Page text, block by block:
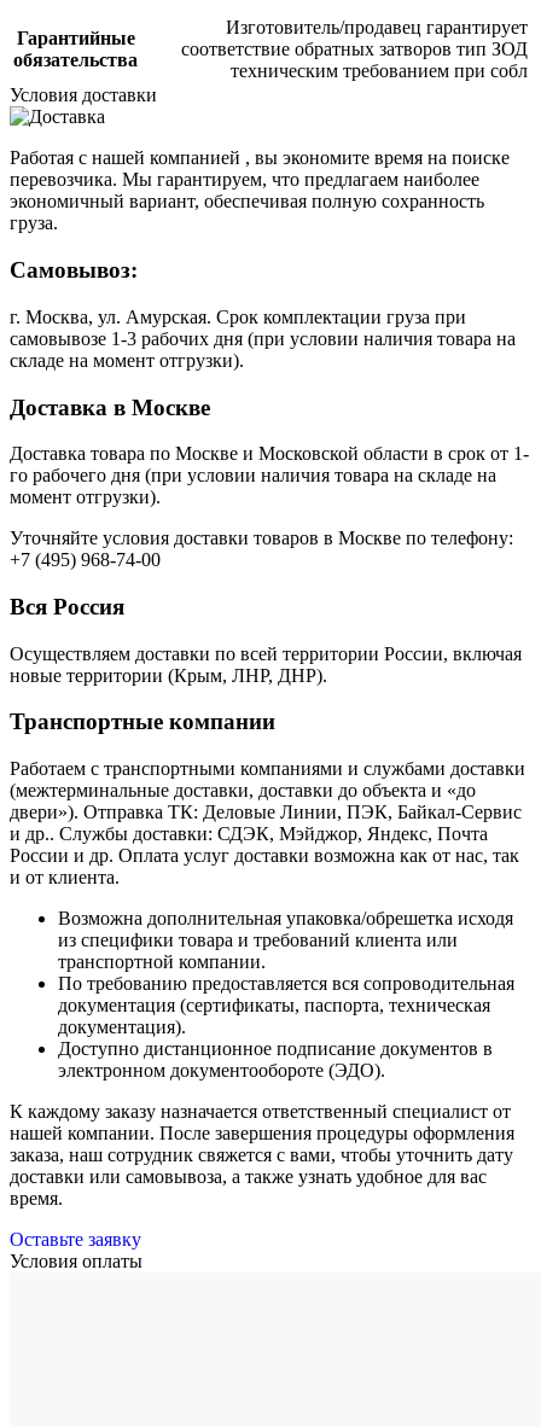
Гарантийные
обязательства
Изготовитель/продавец гарантирует
соответствие обратных затворов тип ЗОД
техническим требованием при собл
Условия доставки
Работая с нашей компанией , вы экономите время на поиске
перевозчика. Мы гарантируем, что предлагаем наиболее
экономичный вариант, обеспечивая полную сохранность
груза.
Самовывоз:
г. Москва, ул. Амурская. Срок комплектации груза при
самовывозе 1-3 рабочих дня (при условии наличия товара на
складе на момент отгрузки).
Доставка в Москве
Доставка товара по Москве и Московской области в срок от 1-
го рабочего дня (при условии наличия товара на складе на
момент отгрузки).
Уточняйте условия доставки товаров в Москве по телефону:
+7 (495) 968-74-00
Вся Россия
Осуществляем доставки по всей территории России, включая
новые территории (Крым, ЛНР, ДНР).
Транспортные компании
Работаем с транспортными компаниями и службами доставки
(межтерминальные доставки, доставки до объекта и «до
двери»). Отправка ТК: Деловые Линии, ПЭК, Байкал-Сервис
и др.. Службы доставки: СДЭК, Мэйджор, Яндекс, Почта
России и др. Оплата услуг доставки возможна как от нас, так
и от клиента.
Возможна дополнительная упаковка/обрешетка исходя
из специфики товара и требований клиента или
транспортной компании.
По требованию предоставляется вся сопроводительная
документация (сертификаты, паспорта, техническая
документация).
Доступно дистанционное подписание документов в
электронном документообороте (ЭДО).
К каждому заказу назначается ответственный специалист от
нашей компании. После завершения процедуры оформления
заказа, наш сотрудник свяжется с вами, чтобы уточнить дату
доставки или самовывоза, а также узнать удобное для вас
время.
Оставьте заявку
Условия оплаты